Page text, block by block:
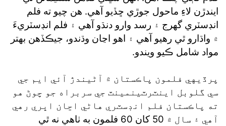
ايندڙن لاءِ ماحول جوڙي ڇڏيو آهي. هن چيو ته فلم
انڊسٽري گهرج ۽ رسد وارو دنڌو آهي ۽ فلم انڊسٽريءَ
۾ واڌارو ٿي رهيو آهي ۽ اهو اڃان وڌندو، جيڪڏهن بهتر
مواد شامل ڪيو ويندو.
پرڏيهي فلمون پاڪستان ۾ آڻيندڙ آئي ايم جي
سي گلوبل اينٽرٽينمينٽ جي سربراه جو چوڻ هو
ته پاڪستان فلم انڊسٽري هاڻي اڃان اڀري رهي
آهي ۽ سال ۾ 50 کان 60 فلمون به ٺاهي نه ٿي